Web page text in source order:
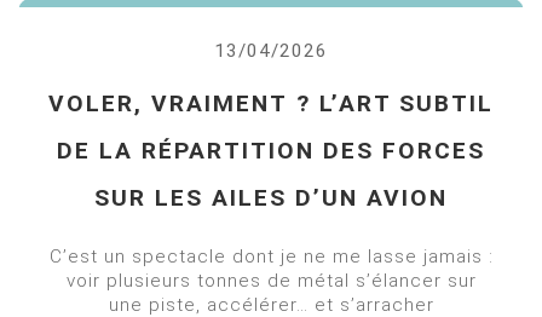
13/04/2026
VOLER, VRAIMENT ? L’ART SUBTIL
DE LA RÉPARTITION DES FORCES
SUR LES AILES D’UN AVION
C’est un spectacle dont je ne me lasse jamais :
voir plusieurs tonnes de métal s’élancer sur
une piste, accélérer… et s’arracher